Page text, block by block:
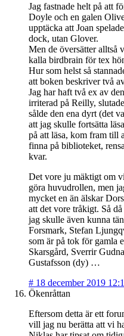
Jag fastnade helt på att
Doyle och en galen
upptäcka att Joan
dock, utan Glover.
Men de översätter alltså
kalla birdbrain för tex
Hur som helst så
att boken beskriver två
Jag har haft två ex av
irriterad på Reilly,
sålde den ena dyrt (det
att jag skulle fortsätta
på att läsa, kom fram till
finna på biblioteket,
kvar.
Det vore ju mäktigt om
göra huvudrollen, men
mycket en än älskar
att det vore tråkigt. Så
jag skulle även kunna
Forsmark, Stefan
som är på tok för gamla
Skarsgård, Sverrir
Gustafsson (dy) …
# 18 december 2019
Ökenråttan
Eftersom detta är ett
vill jag nu berätta att vi